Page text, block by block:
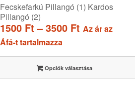
Fecskefarkú Pillangó (1) Kardos
Pillangó (2)
1500 Ft – 3500 FtÁrtartomány:
3500 Ft
Az ár az
Áfá-t tartalmazza
Opciók választása